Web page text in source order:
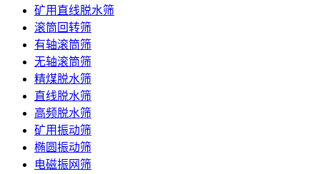
矿用直线脱水筛
滚筒回转筛
有轴滚筒筛
无轴滚筒筛
精煤脱水筛
直线脱水筛
高频脱水筛
矿用振动筛
椭圆振动筛
电磁振网筛